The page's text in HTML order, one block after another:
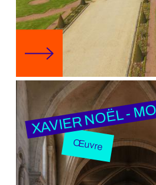
XAVIER NOËL -
Œuvre